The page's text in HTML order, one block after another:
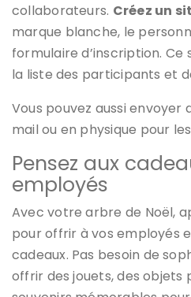
collaborateurs. Créez un
marque blanche, le
formulaire d’inscription.
la liste des participants et
Vous pouvez aussi
mail ou en physique pour
Pensez aux
employés
Avec votre arbre de Noël,
pour offrir à vos employés
cadeaux. Pas besoin de
offrir des jouets, des objets